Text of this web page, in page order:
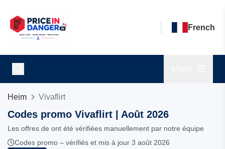
French
Heim Vivaflirt
Codes promo Vivaflirt | Août 2026
Les offres de ont été vérifiées manuellement par notre équipe
Codes promo – vérifiés et mis à jour 3 août 2026